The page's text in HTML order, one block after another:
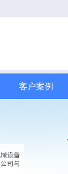
客户案例